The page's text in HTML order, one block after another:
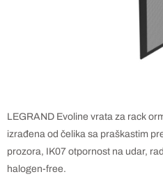
LEGRAND Evoline vrata za rack
izrađena od čelika sa praškastim
prozora, IK07 otpornost na udar,
halogen-free.